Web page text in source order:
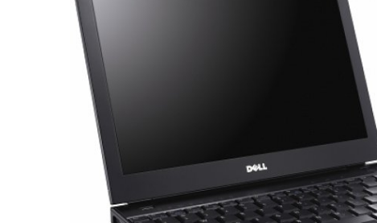
Second hand
Touchscreen second hand
Calculator Second hand
Calculator cu monitor